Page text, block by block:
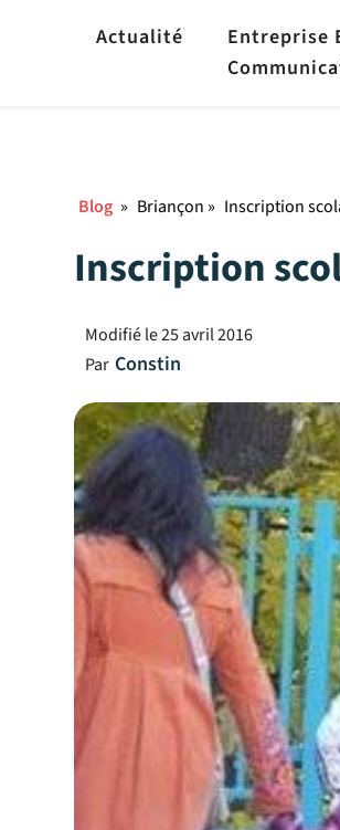
Actualité
Entreprise
Blog » Briançon » Inscription
Inscription
Modifié le25 avril 2016
Par Constin